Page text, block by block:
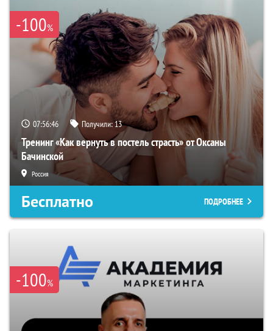
-100%
07:56:45 Получили:13
Тренинг «Как вернуть в постель страсть» от Оксаны
Бачинской
Россия
Бесплатно ПОДРОБНЕЕ
-100%